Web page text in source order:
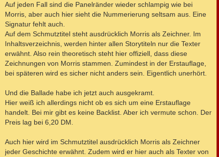
Auf jeden Fall sind die Panelränder wieder schlampig wie bei
Morris, aber auch hier sieht die Nummerierung seltsam aus. Eine
Signatur fehlt auch.
Auf dem Schmutztitel steht ausdrücklich Morris als Zeichner. Im
Inhaltsverzeichnis, werden hinter allen Storytiteln nur die Texter
erwähnt. Also rein theoretisch steht hier offiziell, dass diese
Zeichnungen von Morris stammen. Zumindest in der Erstauflage,
bei späteren wird es sicher nicht anders sein. Eigentlich unerhört.
Und die Ballade habe ich jetzt auch ausgekramt.
Hier weiß ich allerdings nicht ob es sich um eine Erstauflage
handelt. Bei mir gibt es keine Backlist. Aber ich vermute schon. Der
Preis lag bei 6,20 DM.
Auch hier wird im Schmutztitel ausdrücklich Morris als Zeichner
jeder Geschichte erwähnt. Zudem wird er hier auch als Texter von